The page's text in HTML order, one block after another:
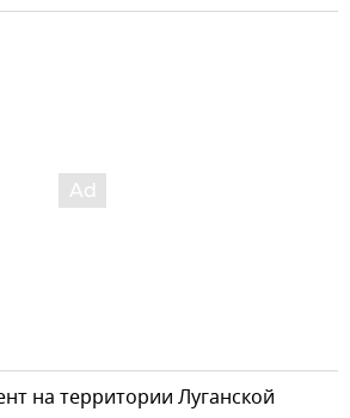
на территории Луганской